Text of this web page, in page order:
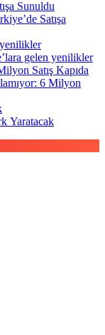
Satışa
gelen yenilikler
6 Milyon
Yaratacak